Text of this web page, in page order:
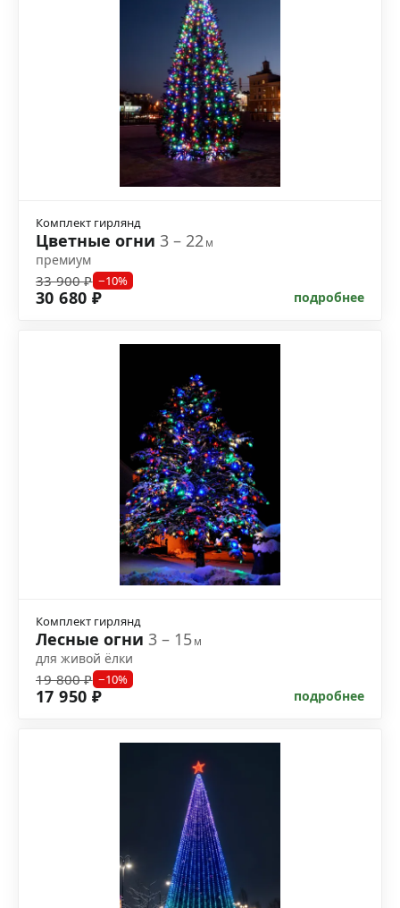
Комплект гирлянд
Цветные огни 3 – 22м
премиум
33 900 ₽ −10%
30 680 ₽ подробнее
Комплект гирлянд
Лесные огни 3 – 15м
для живой ёлки
19 800 ₽ −10%
17 950 ₽ подробнее